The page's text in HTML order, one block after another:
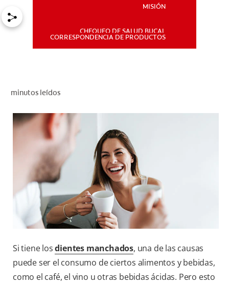
MISIÓN
CHEQUEO DE SALUD BUCAL
CORRESPONDENCIA DE PRODUCTOS
minutos leídos
Si tiene losdientes manchados, una de las causas
puede ser el consumo de ciertos alimentos y bebidas,
como el café, el vino u otras bebidas ácidas. Pero esto